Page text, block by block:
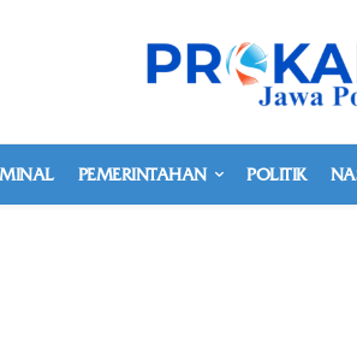
PEMERINTAHAN POLITIK